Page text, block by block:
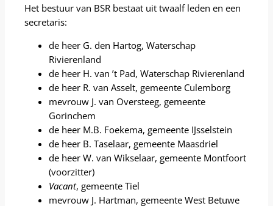
Het bestuur van BSR bestaat uit twaalf leden en een
secretaris:
de heer G. den Hartog, Waterschap
Rivierenland
de heer H. van ’t Pad, Waterschap Rivierenland
de heer R. van Asselt, gemeente Culemborg
mevrouw J. van Oversteeg, gemeente
Gorinchem
de heer M.B. Foekema, gemeente IJsselstein
de heer B. Taselaar, gemeente Maasdriel
de heer W. van Wikselaar, gemeente Montfoort
(voorzitter)
Vacant, gemeente Tiel
mevrouw J. Hartman, gemeente West Betuwe